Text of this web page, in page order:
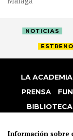
NOTICIAS
LA ACADEMIA
PRENSA
BIBLIOTECA
Información sobre